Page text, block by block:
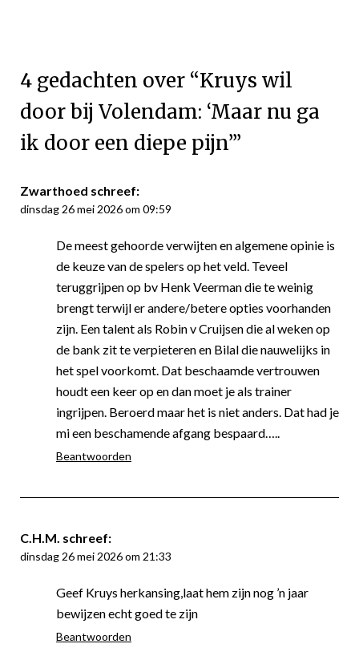
4 gedachten over “Kruys wil
door bij Volendam: ‘Maar nu ga
ik door een diepe pijn’”
Zwarthoed schreef:
dinsdag 26 mei 2026 om 09:59
De meest gehoorde verwijten en algemene opinie is
de keuze van de spelers op het veld. Teveel
teruggrijpen op bv Henk Veerman die te weinig
brengt terwijl er andere/betere opties voorhanden
zijn. Een talent als Robin v Cruijsen die al weken op
de bank zit te verpieteren en Bilal die nauwelijks in
het spel voorkomt. Dat beschaamde vertrouwen
houdt een keer op en dan moet je als trainer
ingrijpen. Beroerd maar het is niet anders. Dat had je
mi een beschamende afgang bespaard…..
Beantwoorden
C.H.M. schreef:
dinsdag 26 mei 2026 om 21:33
Geef Kruys herkansing,laat hem zijn nog ’n jaar
bewijzen echt goed te zijn
Beantwoorden